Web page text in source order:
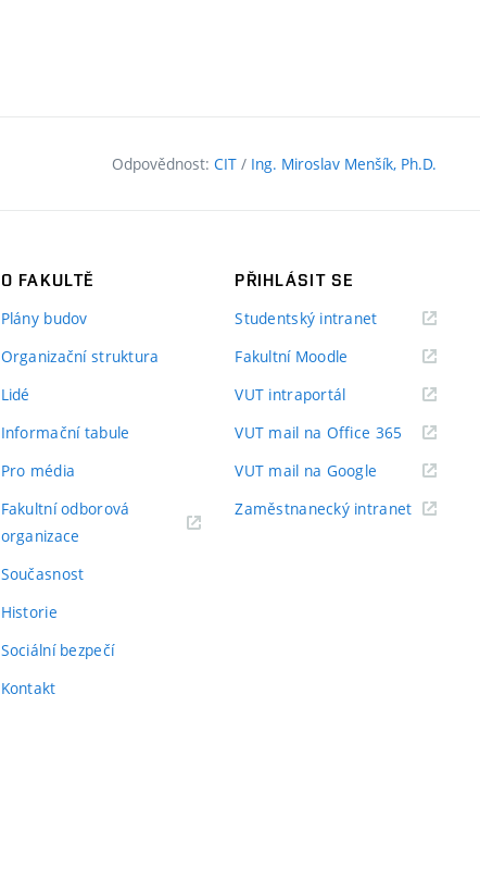
Odpovědnost: CIT / Ing. Miroslav Menšík, Ph.D.
O FAKULTĚ
Plány budov
Organizační struktura
Lidé
Informační tabule
Pro média
Fakultní odborová
organizace
Současnost
Historie
Sociální bezpečí
Kontakt
PŘIHLÁSIT SE
Studentský intranet(externí
Fakultní Moodle
VUT intraportál(externí
VUT mail na Office 365 (externí
VUT mail na Google (externí
Zaměstnanecký intranet(externí